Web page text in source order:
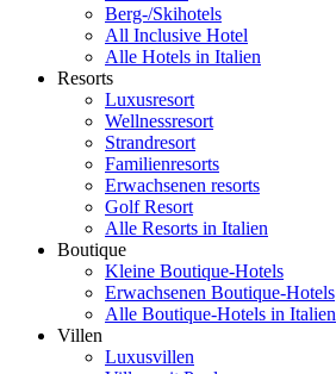
Berg-/Skihotels
All Inclusive Hotel
Alle Hotels in Italien
Resorts
Luxusresort
Wellnessresort
Strandresort
Familienresorts
Erwachsenen resorts
Golf Resort
Alle Resorts in Italien
Boutique
Kleine Boutique-Hotels
Erwachsenen Boutique-Hotels
Alle Boutique-Hotels in Italien
Villen
Luxusvillen